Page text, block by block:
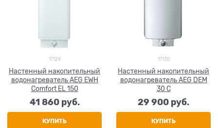
17129
Настенный накопительный
водонагреватель AEG EWH
Comfort EL 150
41 860 руб.
КУПИТЬ
17130
Настенный накопительный
водонагреватель AEG DEM
30 C
29 900 руб.
КУПИТЬ